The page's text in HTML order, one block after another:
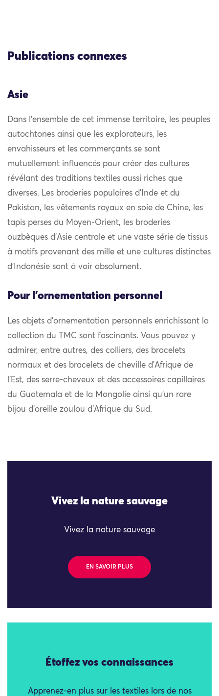
Publications connexes
Asie
Dans l’ensemble de cet immense territoire, les peuples
autochtones ainsi que les explorateurs, les
envahisseurs et les commerçants se sont
mutuellement influencés pour créer des cultures
révélant des traditions textiles aussi riches que
diverses. Les broderies populaires d’Inde et du
Pakistan, les vêtements royaux en soie de Chine, les
tapis perses du Moyen-Orient, les broderies
ouzbèques d’Asie centrale et une vaste série de tissus
à motifs provenant des mille et une cultures distinctes
d’Indonésie sont à voir absolument.
Pour l'ornementation personnel
Les objets d’ornementation personnels enrichissant la
collection du TMC sont fascinants. Vous pouvez y
admirer, entre autres, des colliers, des bracelets
normaux et des bracelets de cheville d’Afrique de
l’Est, des serre-cheveux et des accessoires capillaires
du Guatemala et de la Mongolie ainsi qu’un rare
bijou d’oreille zoulou d’Afrique du Sud.
Vivez la nature sauvage
Vivez la nature sauvage
EN SAVOIR PLUS
Étoffez vos connaissances
Apprenez-en plus sur les textiles lors de nos